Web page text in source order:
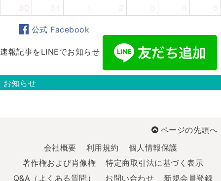
30
5
公式 Facebook
速報記事をLINEでお知らせ
お知らせ
ページの先頭へ
会社概要
利用規約
個人情報保護
著作権および肖像権
特定商取引法に基づく表示
Q&A（よくある質問）
お問い合わせ 新規会員登録